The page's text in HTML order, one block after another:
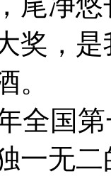
奖，
。
全国
一无